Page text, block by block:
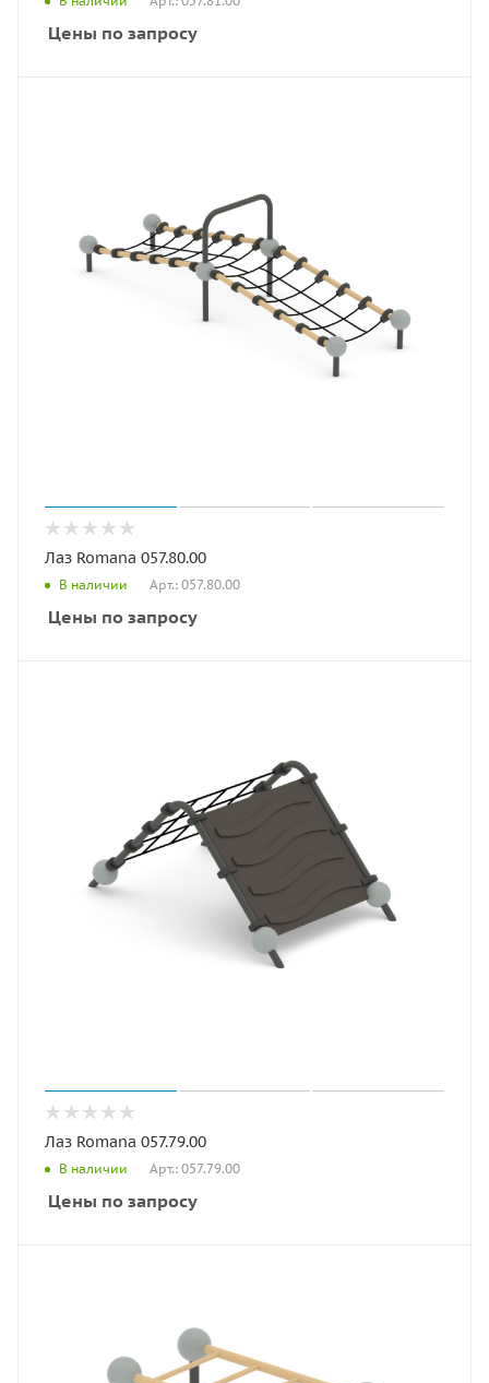
Цены по запросу
Лаз Romana 057.80.00
В наличии Арт.: 057.80.00
Цены по запросу
Лаз Romana 057.79.00
В наличии Арт.: 057.79.00
Цены по запросу